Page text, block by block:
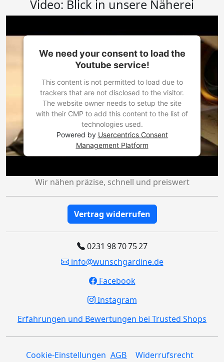
Video: Blick in unsere Näherei
We need your consent to load the
Youtube service!
This content is not permitted to load due to
trackers that are not disclosed to the visitor.
The website owner needs to setup the site
with their CMP to add this content to the list of
technologies used.
Powered by Usercentrics Consent
Management Platform
Wir nähen präzise, schnell und preiswert
Vertrag widerrufen
0231 98 70 75 27
info@wunschgardine.de
Facebook
Instagram
Erfahrungen und Bewertungen bei Trusted Shops
Cookie-Einstellungen AGB Widerrufsrecht